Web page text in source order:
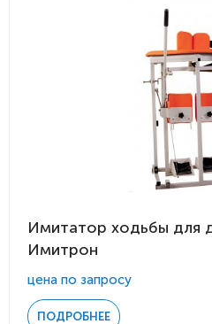
Имитатор ходьбы для
Имитрон
цена по запросу
ПОДРОБНЕЕ